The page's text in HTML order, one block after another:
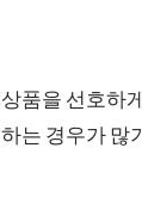
품을 선호하
는 경우가 많